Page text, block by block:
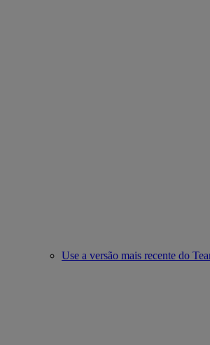
Use a versão mais recente do